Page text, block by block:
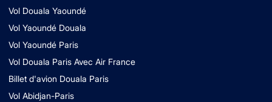
Vol Douala Yaoundé
Vol Yaoundé Douala
Vol Yaoundé Paris
Vol Douala Paris Avec Air France
Billet d'avion Douala Paris
Vol Abidjan-Paris